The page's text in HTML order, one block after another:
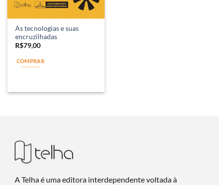
As tecnologias e suas
encruzilhadas
R$79,00
COMPRAR
A Telha é uma editora interdependente voltada à